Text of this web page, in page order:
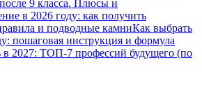
9 класса. Плюсы и
в 2026 году: как получить
и подводные камниКак выбрать
пошаговая инструкция и формула
в 2027: ТОП-7 профессий будущего (по